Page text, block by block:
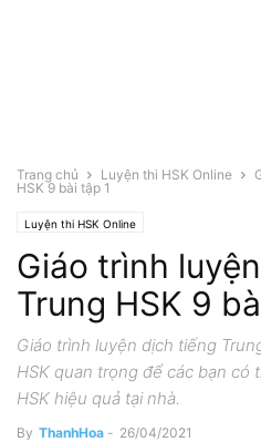
Trang chủ Luyện thi HSK Online
HSK 9 bài tập 1
Luyện thi HSK Online
Giáo trình
Trung HSK 9
Giáo trình luyện dịch tiếng
HSK quan trọng để các bạn có
HSK hiệu quả tại nhà.
By ThanhHoa - 26/04/2021